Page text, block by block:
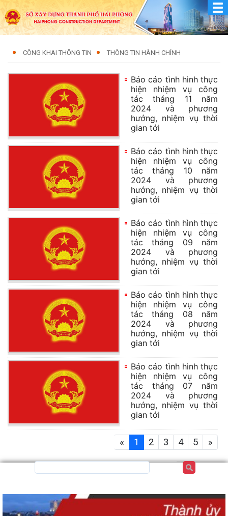
CÔNG KHAI THÔNG TIN THÔNG TIN HÀNH CHÍNH
Báo cáo tình hình thực
hiện nhiệm vụ công
tác tháng 11 năm
2024 và phương
hướng, nhiệm vụ thời
gian tới
Báo cáo tình hình thực
hiện nhiệm vụ công
tác tháng 10 năm
2024 và phương
hướng, nhiệm vụ thời
gian tới
Báo cáo tình hình thực
hiện nhiệm vụ công
tác tháng 09 năm
2024 và phương
hướng, nhiệm vụ thời
gian tới
Báo cáo tình hình thực
hiện nhiệm vụ công
tác tháng 08 năm
2024 và phương
hướng, nhiệm vụ thời
gian tới
Báo cáo tình hình thực
hiện nhiệm vụ công
tác tháng 07 năm
2024 và phương
hướng, nhiệm vụ thời
gian tới
« 1 2 3 4 5 »